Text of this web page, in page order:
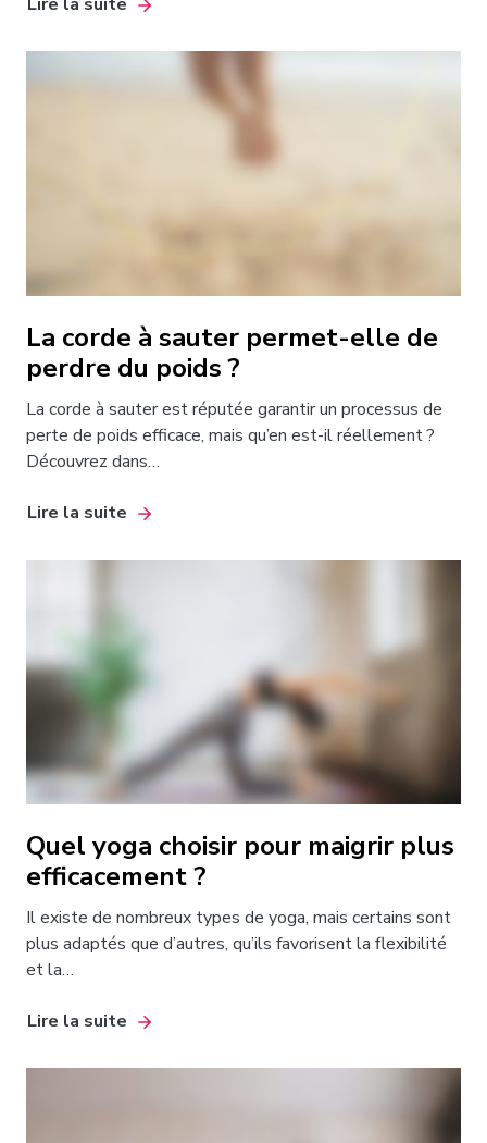
La corde à sauter permet-elle de
perdre du poids ?
La corde à sauter est réputée garantir un processus de
perte de poids efficace, mais qu’en est-il réellement ?
Découvrez dans…
Lire la suite
Quel yoga choisir pour maigrir plus
efficacement ?
Il existe de nombreux types de yoga, mais certains sont
plus adaptés que d’autres, qu’ils favorisent la flexibilité
et la…
Lire la suite